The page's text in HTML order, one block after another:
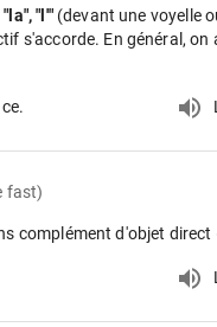
"la", "l'" (devant une voyelle
s'accorde. En général,
fast)
complément d'objet direct